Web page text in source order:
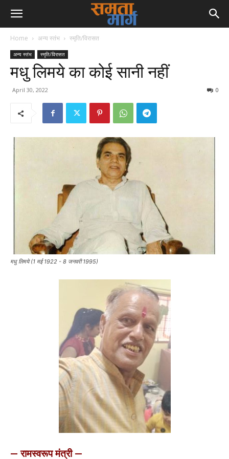
Home अन्य स्तंभ स्मृति/विरासत
अन्य स्तंभ स्मृति/विरासत
मधु लिमये का कोई सानी नहीं
April 30, 2022 0
मधु लिमये (1 मई 1922 - 8 जनवरी 1995)
— रामस्वरूप मंत्री —